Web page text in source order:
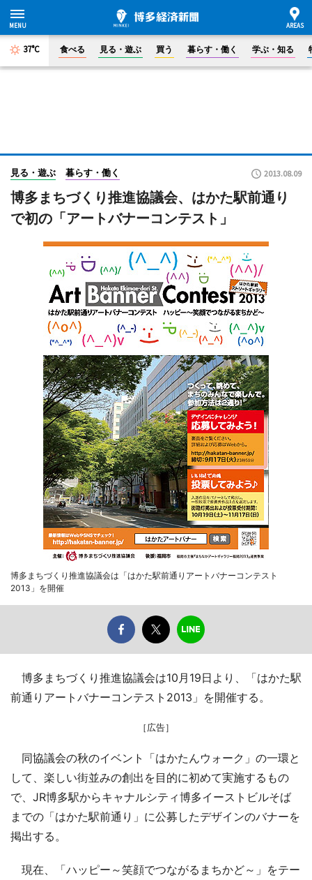
37°C 食べる 見る・遊ぶ 買う 暮らす・働く 学ぶ・知る
見る・遊ぶ 暮らす・働く 2013.08.09
博多まちづくり推進協議会、はかた駅前通り
で初の「アートバナーコンテスト」
博多まちづくり推進協議会は「はかた駅前通りアートバナーコンテスト
2013」を開催
博多まちづくり推進協議会は10月19日より、「はかた駅
前通りアートバナーコンテスト2013」を開催する。
［広告］
同協議会の秋のイベント「はかたんウォーク」の一環と
して、楽しい街並みの創出を目的に初めて実施するもの
で、JR博多駅からキャナルシティ博多イーストビルそば
までの「はかた駅前通り」に公募したデザインのバナーを
掲出する。
現在、「ハッピー～笑顔でつながるまちかど～」をテー